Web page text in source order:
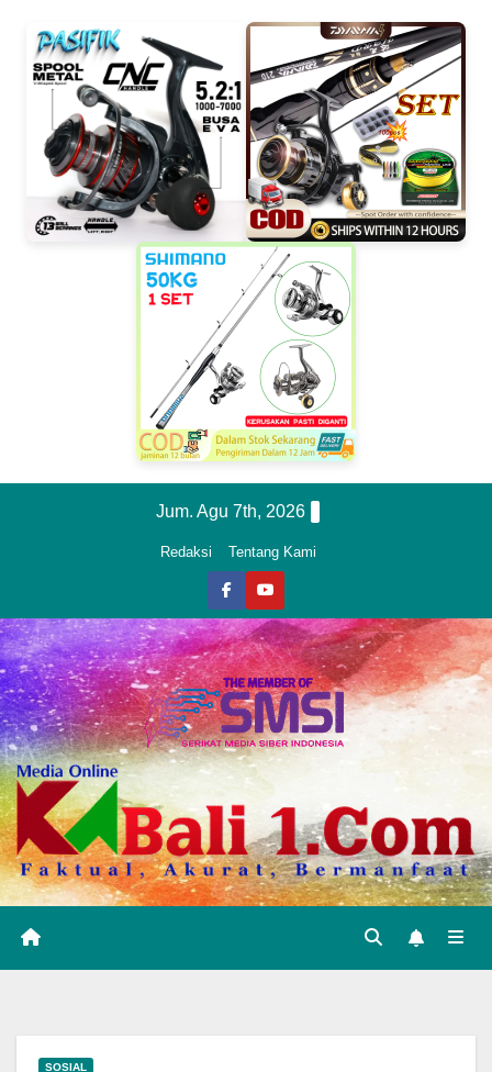
Jum. Agu 7th, 2026
Redaksi Tentang Kami
SOSIAL